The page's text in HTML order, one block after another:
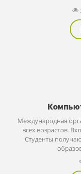
Международная
всех возрастов.
Студенты